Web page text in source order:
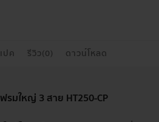
ปค รีวิว(0) ดาวน์โหลด
ฟรมใหญ่ 3 สาย HT250-CP